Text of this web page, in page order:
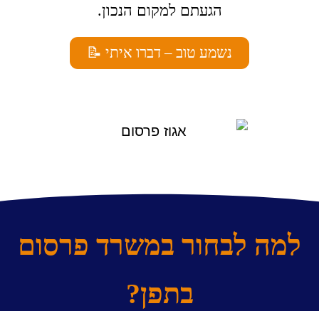
הגעתם למקום הנכון.
נשמע טוב – דברו איתי 📝
למה לבחור במשרד פרסום
בתפן?